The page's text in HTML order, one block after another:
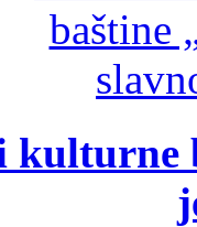
kulturne